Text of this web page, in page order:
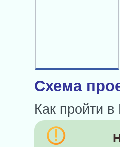
Схема
Как пройти